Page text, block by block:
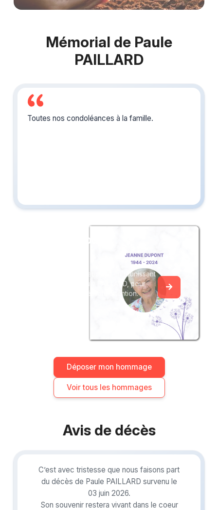
Mémorial de Paule
PAILLARD
Toutes nos condoléances à la famille.
Créez un album
Créez un album collaboratif en réunissant
les hommages à Paule PAILLARD, pour
vous ou pour une délicate attention.
Déposer mon hommage
Voir tous les hommages
Avis de décès
C’est avec tristesse que nous faisons part
du décès de Paule PAILLARD survenu le
03 juin 2026.
Son souvenir restera vivant dans le coeur